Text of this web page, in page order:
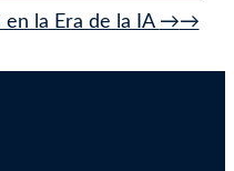
en la Era de la IA
→